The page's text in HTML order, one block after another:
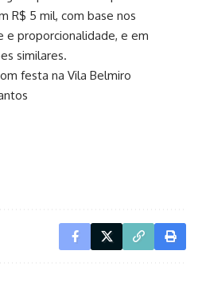
R$ 5 mil, com base nos
e proporcionalidade, e em
similares.
festa na Vila Belmiro